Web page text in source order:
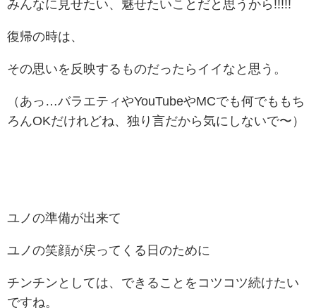
みんなに見せたい、魅せたいことだと思うから!!!!!
復帰の時は、
その思いを反映するものだったらイイなと思う。
（あっ…バラエティやYouTubeやMCでも何でももち
ろんOKだけれどね、独り言だから気にしないで〜）
ユノの準備が出来て
ユノの笑顔が戻ってくる日のために
チンチンとしては、できることをコツコツ続けたい
ですね。